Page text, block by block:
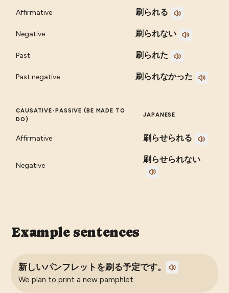
Affirmative 刷られる
Negative 刷られない
Past 刷られた
Past negative 刷られなかった
CAUSATIVE-PASSIVE (BE MADE TO
DO)
JAPANESE
Affirmative 刷らせられる
Negative
刷らせられない
Example sentences
新しいパンフレットを刷る予定です。
We plan to print a new pamphlet.